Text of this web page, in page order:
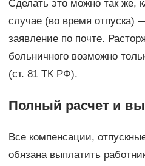
Сделать это можно так же,
случае (во время отпуска)
заявление по почте.
больничного возможно
(ст. 81 ТК РФ).
Полный расчет и
Все компенсации,
обязана выплатить